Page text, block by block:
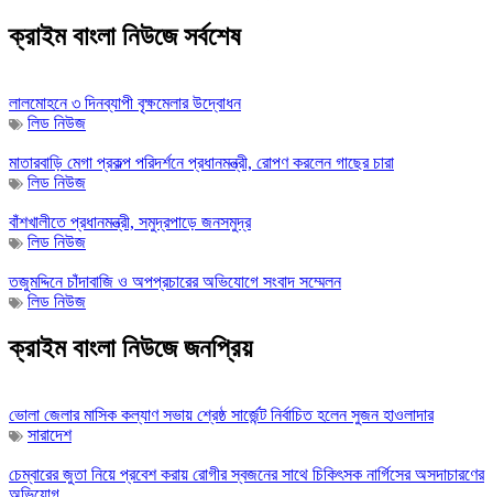
ক্রাইম বাংলা নিউজে সর্বশেষ
লালমোহনে ৩ দিনব্যাপী বৃক্ষমেলার উদ্বোধন
লিড নিউজ
মাতারবাড়ি মেগা প্রকল্প পরিদর্শনে প্রধানমন্ত্রী, রোপণ করলেন গাছের চারা
লিড নিউজ
বাঁশখালীতে প্রধানমন্ত্রী, সমুদ্রপাড়ে জনসমুদ্র
লিড নিউজ
তজুমদ্দিনে চাঁদাবাজি ও অপপ্রচারের অভিযোগে সংবাদ সম্মেলন
লিড নিউজ
ক্রাইম বাংলা নিউজে জনপ্রিয়
ভোলা জেলার মাসিক কল্যাণ সভায় শ্রেষ্ঠ সার্জেন্ট নির্বাচিত হলেন সুজন হাওলাদার
সারাদেশ
চেম্বারের জুতা নিয়ে প্রবেশ করায় রোগীর স্বজনের সাথে চিকিৎসক নার্গিসের অসদাচারণের